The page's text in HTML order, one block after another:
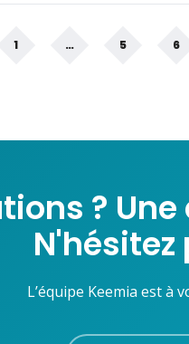
1 … 5 6
? Une
N'hésitez
L’équipe Keemia est à